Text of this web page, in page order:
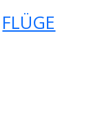
FLÜGE